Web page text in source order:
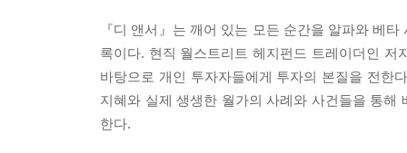
『디 앤서』는 깨어 있는 모든 순간을 알파와 베
록이다. 현직 월스트리트 헤지펀드 트레이더인
바탕으로 개인 투자자들에게 투자의 본질을 전한
지혜와 실제 생생한 월가의 사례와 사건들을 통
한다.